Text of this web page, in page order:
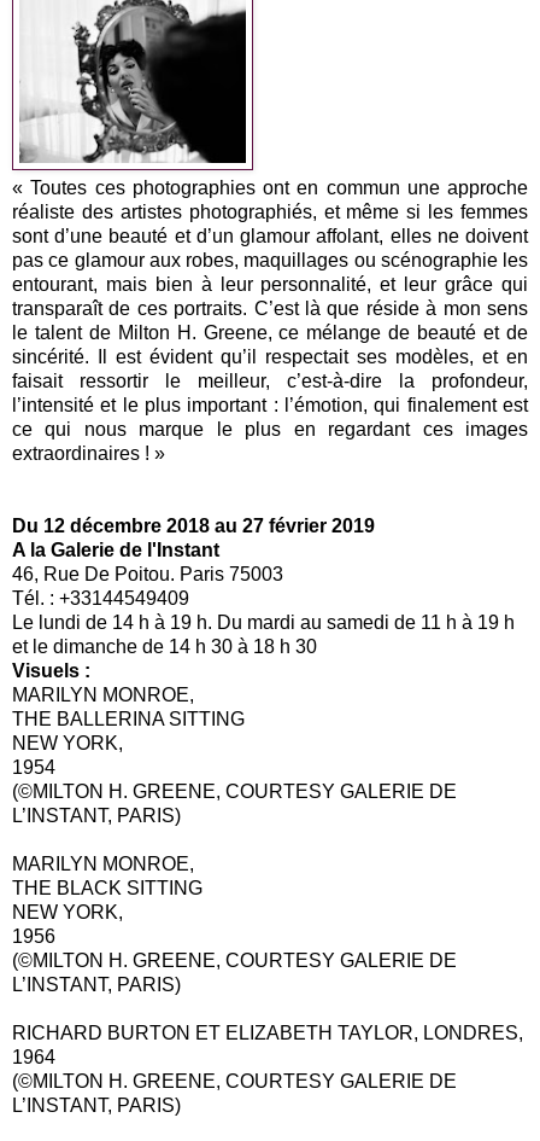
« Toutes ces photographies ont en commun une approche
réaliste des artistes photographiés, et même si les femmes
sont d’une beauté et d’un glamour affolant, elles ne doivent
pas ce glamour aux robes, maquillages ou scénographie les
entourant, mais bien à leur personnalité, et leur grâce qui
transparaît de ces portraits. C’est là que réside à mon sens
le talent de Milton H. Greene, ce mélange de beauté et de
sincérité. Il est évident qu’il respectait ses modèles, et en
faisait ressortir le meilleur, c’est-à-dire la profondeur,
l’intensité et le plus important : l’émotion, qui finalement est
ce qui nous marque le plus en regardant ces images
extraordinaires ! »
Du 12 décembre 2018 au 27 février 2019
A la Galerie de l'Instant
46, Rue De Poitou. Paris 75003
Tél. : +33144549409
Le lundi de 14 h à 19 h. Du mardi au samedi de 11 h à 19 h
et le dimanche de 14 h 30 à 18 h 30
Visuels :
MARILYN MONROE,
THE BALLERINA SITTING
NEW YORK,
1954
(©MILTON H. GREENE, COURTESY GALERIE DE
L’INSTANT, PARIS)
MARILYN MONROE,
THE BLACK SITTING
NEW YORK,
1956
(©MILTON H. GREENE, COURTESY GALERIE DE
L’INSTANT, PARIS)
RICHARD BURTON ET ELIZABETH TAYLOR, LONDRES,
1964
(©MILTON H. GREENE, COURTESY GALERIE DE
L’INSTANT, PARIS)